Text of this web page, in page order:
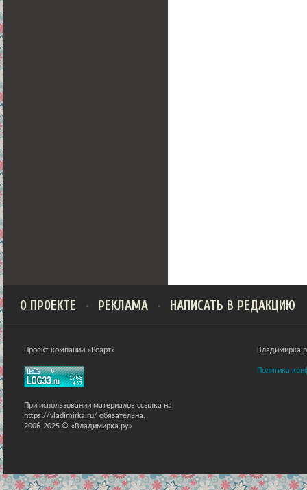
О ПРОЕКТЕ РЕКЛАМА НАПИСАТЬ В РЕДАКЦИЮ
Проект компании «Реарт»
При использовании материалов ссылка на
https://vladimirka.ru/ обязательна.
2006-2025 © «Владимирка.ру»
Владимирка
Политика